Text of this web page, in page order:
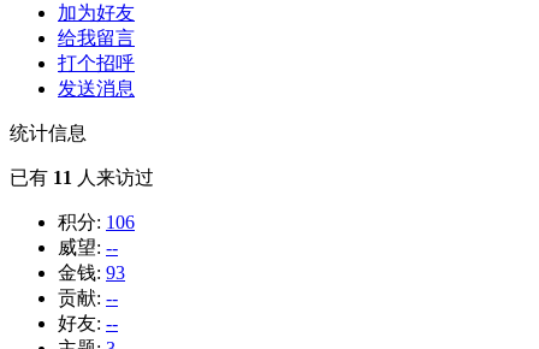
加为好友
给我留言
打个招呼
发送消息
统计信息
已有 11 人来访过
积分: 106
威望: --
金钱: 93
贡献: --
好友: --